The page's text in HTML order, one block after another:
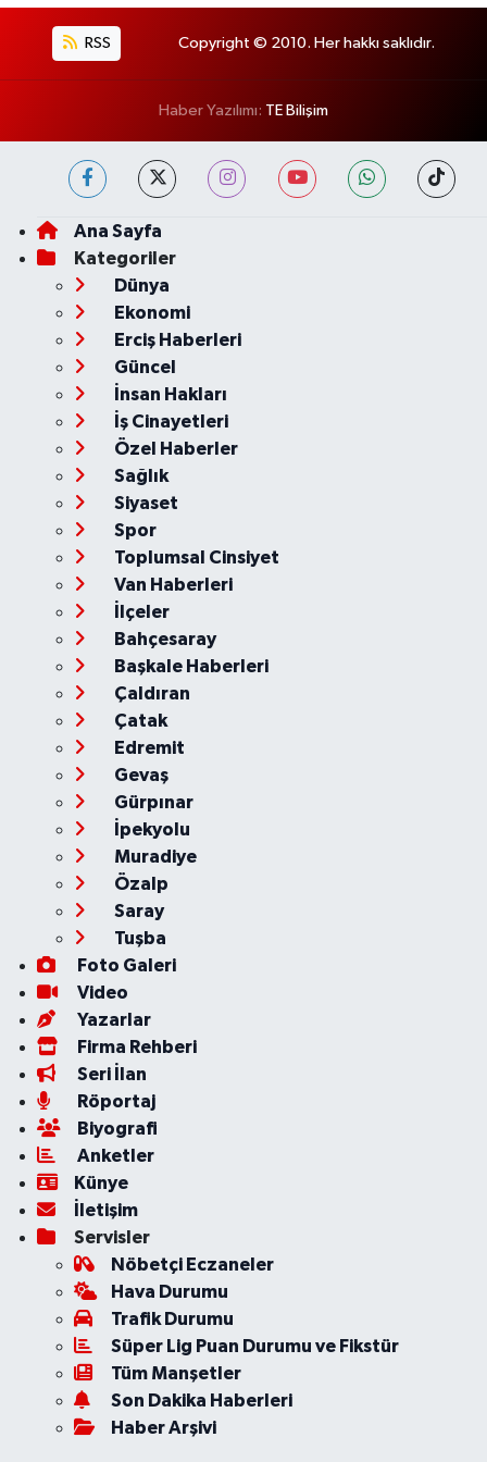
RSS Copyright © 2010. Her hakkı saklıdır.
Haber Yazılımı: TE Bilişim
Ana Sayfa
Kategoriler
Dünya
Ekonomi
Erciş Haberleri
Güncel
İnsan Hakları
İş Cinayetleri
Özel Haberler
Sağlık
Siyaset
Spor
Toplumsal Cinsiyet
Van Haberleri
İlçeler
Bahçesaray
Başkale Haberleri
Çaldıran
Çatak
Edremit
Gevaş
Gürpınar
İpekyolu
Muradiye
Özalp
Saray
Tuşba
Foto Galeri
Video
Yazarlar
Firma Rehberi
Seri İlan
Röportaj
Biyografi
Anketler
Künye
İletişim
Servisler
Nöbetçi Eczaneler
Hava Durumu
Trafik Durumu
Süper Lig Puan Durumu ve Fikstür
Tüm Manşetler
Son Dakika Haberleri
Haber Arşivi